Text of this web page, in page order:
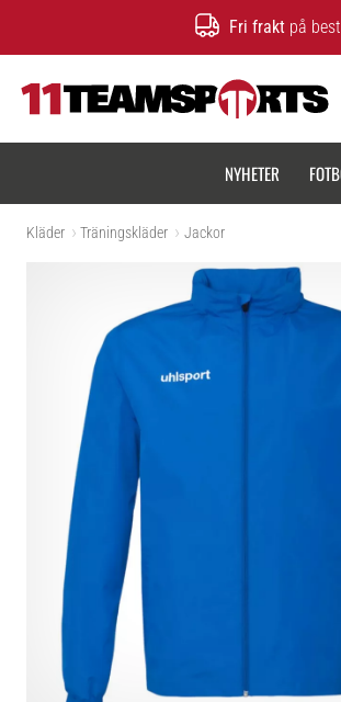
Fri frakt på
NYHETER
Kläder Träningskläder Jackor